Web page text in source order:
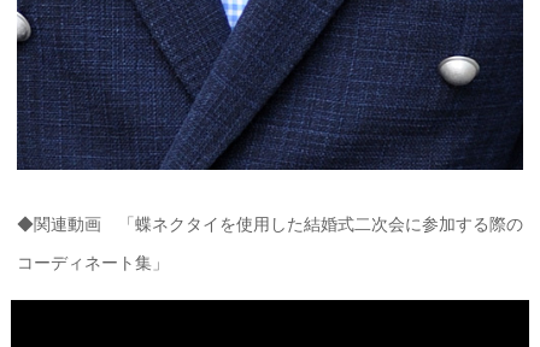
◆関連動画 「蝶ネクタイを使用した結婚式二次会に参加する際の
コーディネート集」